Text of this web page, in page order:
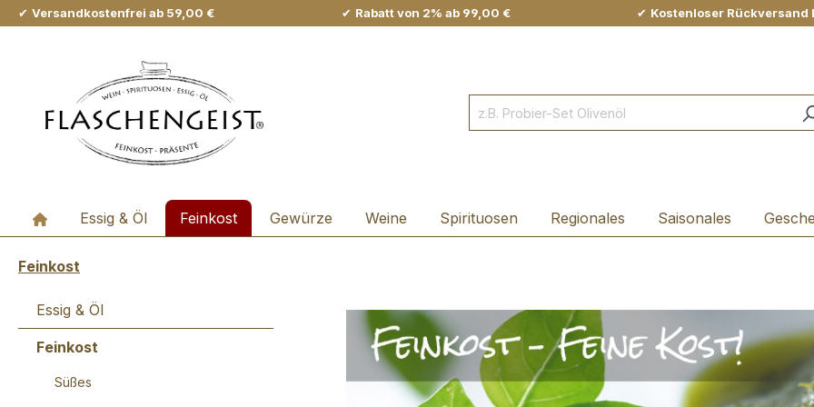
Hauptinhalt springen
Zur Suche springen
Zur Hauptnavigation springen
✔ Versandkostenfrei ab 59,00 € ✔ Rabatt von 2% ab 99,00 € ✔ Kostenloser Rückversand
Essig & Öl Feinkost Gewürze Weine Spirituosen Regionales Saisonales
Feinkost
Essig & Öl
Feinkost
Süßes